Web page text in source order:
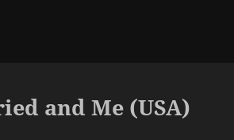
and Me (USA)